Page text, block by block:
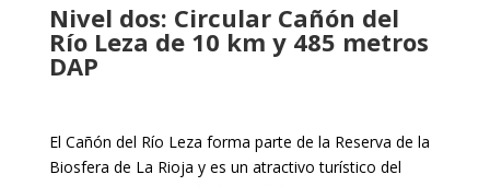
Nivel dos: Circular Cañón del
Río Leza de 10 km y 485 metros
DAP
El Cañón del Río Leza forma parte de la Reserva de la
Biosfera de La Rioja y es un atractivo turístico del